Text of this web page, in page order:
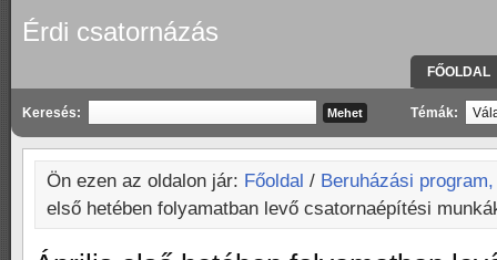
Érdi csatornázás
FŐOLDAL
Keresés: Témák:
Ön ezen az oldalon jár: Főoldal / Beruházási
első hetében folyamatban levő csatornaépítési